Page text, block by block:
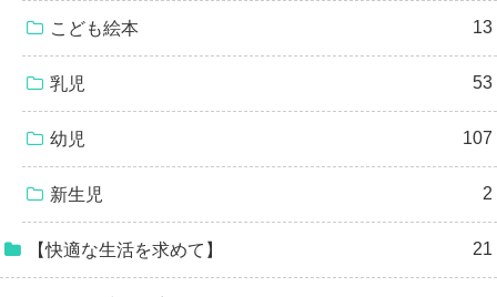
こども絵本 13
乳児 53
幼児 107
新生児 2
【快適な生活を求めて】 21